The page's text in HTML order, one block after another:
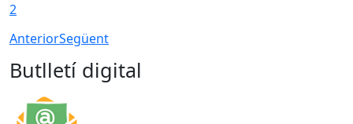
2
AnteriorSegüent
Butlletí digital